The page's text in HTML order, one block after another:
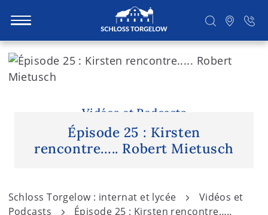
S
Vidéos et Podcasts
Épisode 25 : Kirsten
rencontre….. Robert Mietusch
Schloss Torgelow : internat et lycée
Vidéos et
Podcasts
Épisode 25 : Kirsten rencontre…..